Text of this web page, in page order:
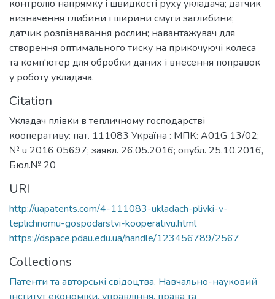
контролю напрямку і швидкості руху укладача; датчик
визначення глибини і ширини смуги заглибини;
датчик розпізнавання рослин; навантажувач для
створення оптимального тиску на прикочуючі колеса
та комп'ютер для обробки даних і внесення поправок
у роботу укладача.
Citation
Укладач плівки в тепличному господарстві
кооперативу: пат. 111083 Україна : МПК: A01G 13/02;
№ u 2016 05697; заявл. 26.05.2016; опубл. 25.10.2016,
Бюл.№ 20
URI
http://uapatents.com/4-111083-ukladach-plivki-v-
teplichnomu-gospodarstvi-kooperativu.html
https://dspace.pdau.edu.ua/handle/123456789/2567
Collections
Патенти та авторські свідоцтва. Навчально-науковий